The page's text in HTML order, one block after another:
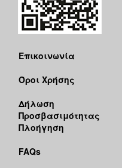
Επικοινωνία
Όροι Χρήσης
Δήλωση
Προσβασιμότητας
Πλοήγηση
FAQs